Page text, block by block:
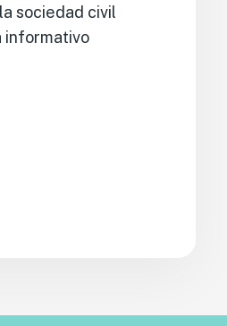
sociedad civil
informativo